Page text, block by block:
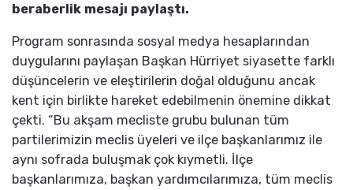
beraberlik mesajı paylaştı.
Program sonrasında sosyal medya hesaplarından
duygularını paylaşan Başkan Hürriyet siyasette farklı
düşüncelerin ve eleştirilerin doğal olduğunu ancak
kent için birlikte hareket edebilmenin önemine dikkat
çekti. “Bu akşam mecliste grubu bulunan tüm
partilerimizin meclis üyeleri ve ilçe başkanlarımız ile
aynı sofrada buluşmak çok kıymetli. İlçe
başkanlarımıza, başkan yardımcılarımıza, tüm meclis